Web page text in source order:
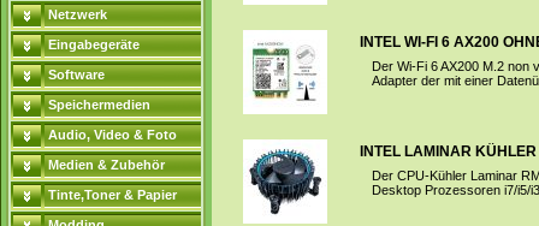
Netzwerk
Eingabegeräte
Software
Speichermedien
Audio, Video & Foto
Medien & Zubehör
Tinte,Toner & Papier
INTEL WI-FI 6 AX200
Der Wi-Fi 6 AX200 M.2 non
Adapter der mit einer
INTEL LAMINAR
Der CPU-Kühler Laminar
Desktop Prozessoren i7/i5/